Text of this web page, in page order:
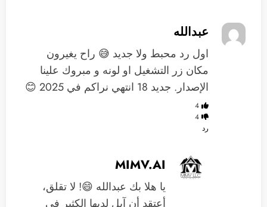
عبدالله
اول رد محبط ولا جديد 😅 راح يغيرون
مكان زر التشغيل او لونه و مبروك علينا
الإصدار. جديد 18 انتهي نراكم في 2025 😊
4
4
رد
MIMV.AI
يا هلا بك عبدالله 😄! لا تقلق،
أعتقد أن آبل لديها الكثير في